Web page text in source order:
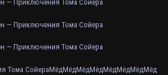
— Приключения Тома Сойера
— Приключения Тома Сойера
— Приключения Тома Сойера
Тома СойераМёдМёдМёдМёдМёдМёдМёдМёд